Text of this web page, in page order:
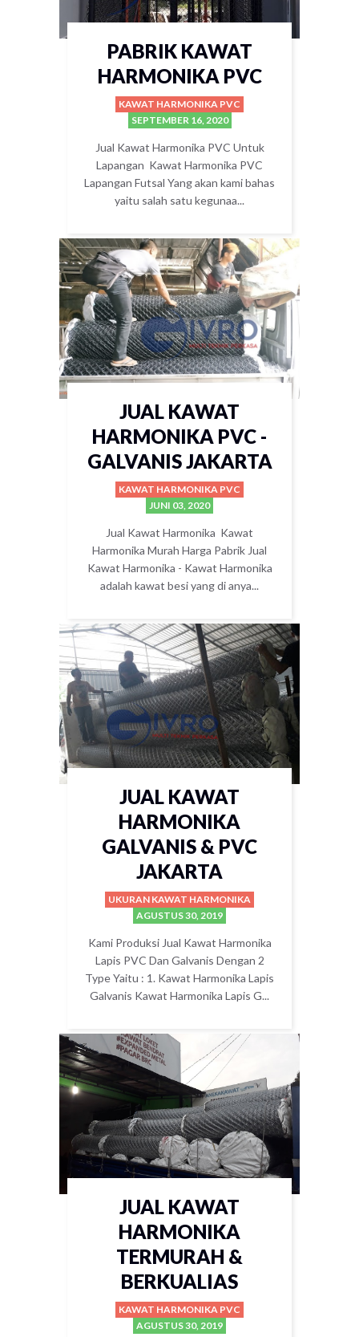
PABRIK KAWAT
HARMONIKA PVC
KAWAT HARMONIKA PVC
SEPTEMBER 16, 2020
Jual Kawat Harmonika PVC Untuk
Lapangan Kawat Harmonika PVC
Lapangan Futsal Yang akan kami bahas
yaitu salah satu kegunaa...
JUAL KAWAT
HARMONIKA PVC -
GALVANIS JAKARTA
KAWAT HARMONIKA PVC
JUNI 03, 2020
Jual Kawat Harmonika Kawat
Harmonika Murah Harga Pabrik Jual
Kawat Harmonika - Kawat Harmonika
adalah kawat besi yang di anya...
JUAL KAWAT
HARMONIKA
GALVANIS & PVC
JAKARTA
UKURAN KAWAT HARMONIKA
AGUSTUS 30, 2019
Kami Produksi Jual Kawat Harmonika
Lapis PVC Dan Galvanis Dengan 2
Type Yaitu : 1. Kawat Harmonika Lapis
Galvanis Kawat Harmonika Lapis G...
JUAL KAWAT
HARMONIKA
TERMURAH &
BERKUALIAS
KAWAT HARMONIKA PVC
AGUSTUS 30, 2019